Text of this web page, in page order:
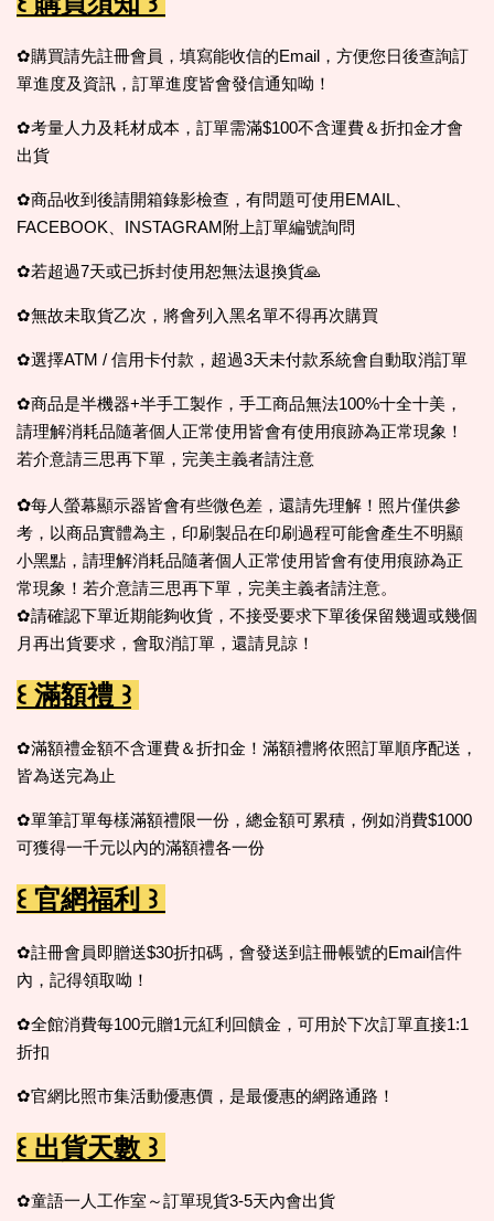
✿購買請先註冊會員，填寫能收信的Email，方便您日後查詢訂
單進度及資訊，訂單進度皆會發信通知呦！
✿考量人力及耗材成本，訂單需滿$100不含運費＆折扣金才會
出貨
✿商品收到後請開箱錄影檢查，有問題可使用EMAIL、
FACEBOOK、INSTAGRAM附上訂單編號詢問
✿若超過7天或已拆封使用恕無法退換貨🙏
✿無故未取貨乙次，將會列入黑名單不得再次購買
✿選擇ATM / 信用卡付款，超過3天未付款系統會自動取消訂單
✿商品是半機器+半手工製作，手工商品無法100%十全十美，
請理解消耗品隨著個人正常使用皆會有使用痕跡為正常現象！
若介意請三思再下單，完美主義者請注意
✿每人螢幕顯示器皆會有些微色差，還請先理解！照片僅供參
考，以商品實體為主，印刷製品在印刷過程可能會產生不明顯
小黑點，請理解消耗品隨著個人正常使用皆會有使用痕跡為正
常現象！若介意請三思再下單，完美主義者請注意。
✿請確認下單近期能夠收貨，不接受要求下單後保留幾週或幾個
月再出貨要求，會取消訂單，還請見諒！
꒰ 滿額禮 ꒱
✿滿額禮金額不含運費＆折扣金！滿額禮將依照訂單順序配送，
皆為送完為止
✿單筆訂單每樣滿額禮限一份，總金額可累積，例如消費$1000
可獲得一千元以內的滿額禮各一份
꒰ 官網福利 ꒱
✿註冊會員即贈送$30折扣碼，會發送到註冊帳號的Email信件
內，記得領取呦！
✿全館消費每100元贈1元紅利回饋金，可用於下次訂單直接1:1
折扣
✿官網比照市集活動優惠價，是最優惠的網路通路！
꒰ 出貨天數 ꒱
✿童語一人工作室～訂單現貨3-5天內會出貨